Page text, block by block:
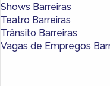
Shows Barreiras
Teatro Barreiras
Trânsito Barreiras
Vagas de Empregos